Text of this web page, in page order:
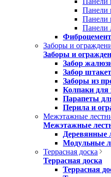
Панели
Панели
Панели
Заборы и
Заборы и
Забор
Забор
Заборы из
Колпаки для
Парапеты
Перила и
Межэтажные
Межэтажные
Деревянные
Модульные
Террасная доска
Террасная доска
Террасная